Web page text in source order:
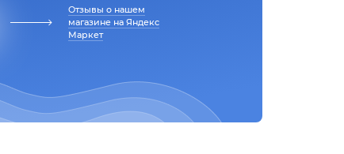
Отзывы о нашем
магазине на Яндекс
Маркет